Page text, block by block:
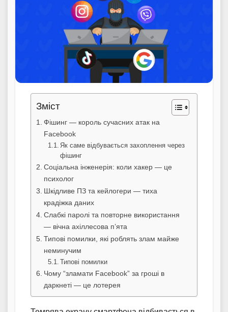
Зміст
Фішинг — король сучасних атак на
Facebook
Як саме відбувається захоплення через
фішинг
Соціальна інженерія: коли хакер — це
психолог
Шкідливе ПЗ та кейлогери — тиха
крадіжка даних
Слабкі паролі та повторне використання
— вічна ахіллесова п’ята
Типові помилки, які роблять злам майже
неминучим
Типові помилки
Чому “зламати Facebook” за гроші в
даркнеті — це лотерея